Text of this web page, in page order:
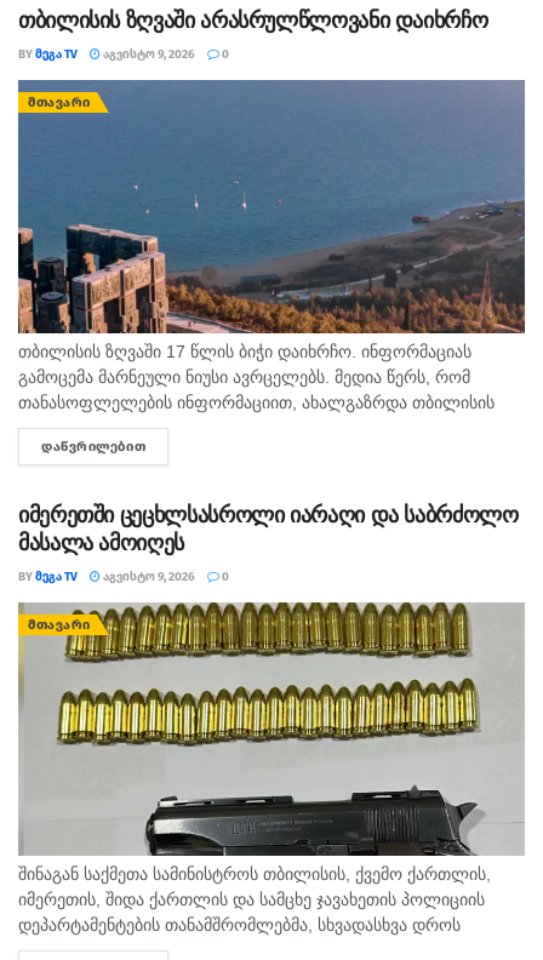
თბილისის ზღვაში არასრულწლოვანი დაიხრჩო
BYᲛᲔᲒᲐ TV ᲐᲒᲕᲘᲡᲢᲝ 9, 2026 0
ᲛᲗᲐᲕᲐᲠᲘ
თბილისის ზღვაში 17 წლის ბიჭი დაიხრჩო. ინფორმაციას
გამოცემა მარნეული ნიუსი ავრცელებს. მედია წერს, რომ
თანასოფლელების ინფორმაციით, ახალგაზრდა თბილისის
ზღვაზე თანატოლებთან ერთად საცურაოდ იმყოფებოდა. შსს
ცნობით, გამოძიება 115-ე მუხლით დაიწყო.
ᲓᲐᲬᲕᲠᲘᲚᲔᲑᲘᲗ
იმერეთში ცეცხლსასროლი იარაღი და საბრძოლო
მასალა ამოიღეს
BYᲛᲔᲒᲐ TV ᲐᲒᲕᲘᲡᲢᲝ 9, 2026 0
ᲛᲗᲐᲕᲐᲠᲘ
შინაგან საქმეთა სამინისტროს თბილისის, ქვემო ქართლის,
იმერეთის, შიდა ქართლის და სამცხე ჯავახეთის პოლიციის
დეპარტამენტების თანამშრომლებმა, სხვადასხვა დროს
ჩატარებული საპოლიციო პრევენციული ღონისძიებების